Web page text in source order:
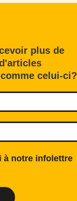
plus de
celui-ci?
à notre infolettre